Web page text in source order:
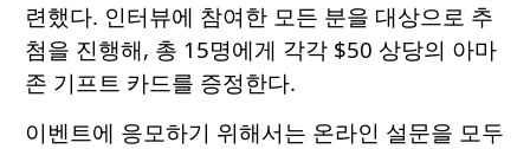
련했다. 인터뷰에 참여한 모든 분을 대상으로 추
첨을 진행해, 총 15명에게 각각 $50 상당의 아마
존 기프트 카드를 증정한다.
이벤트에 응모하기 위해서는 온라인 설문을 모두